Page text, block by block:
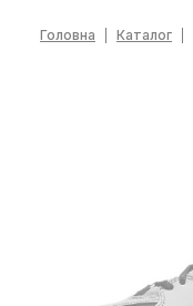
Головна Каталог